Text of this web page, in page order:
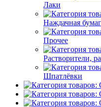
Лаки
Наждачная
Прочее
Растворители,
Шпатлёвки